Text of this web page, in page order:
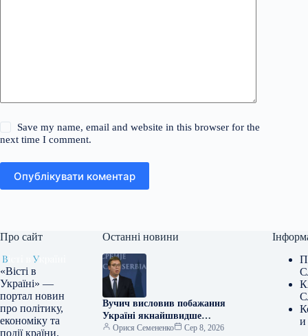
Save my name, email and website in this browser for the
next time I comment.
Опублікувати коментар
Про сайт
«Вісті в
Україні» —
портал новин
про політику,
економіку та
події країни.
Останні новини
Вучич висловив побажання
Україні якнайшвидше
розпочати та завершити усі
Орися Семененко Сер 8, 2026
и